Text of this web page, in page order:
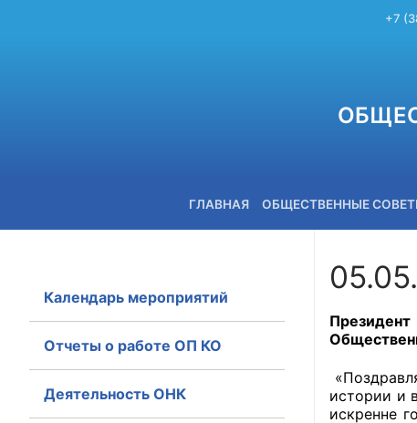
+7
ГЛАВНАЯ ОБЩЕСТВЕННЫЕ
+7 (3842) 58-82-40
истории и
искренне
Календарь мероприятий
Отчеты о работе ОП КО
Деятельность ОНК